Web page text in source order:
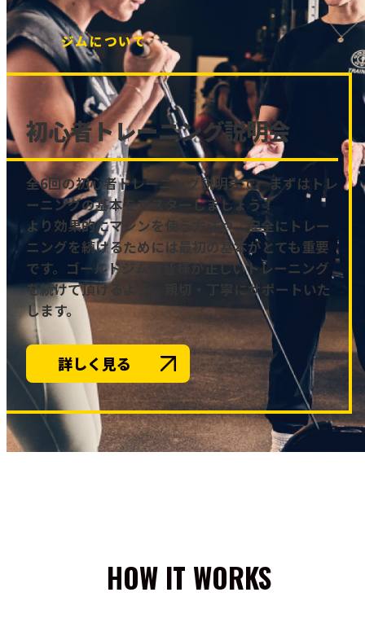
ジムについて
初心者トレーニング説明会
全6回の初心者トレーニング説明会で、まずはトレ
ーニングの基本をマスターしましょう！
より効果的にマシンを使う方法や、安全にトレー
ニングを続けるためには最初の基本がとても重要
です。ゴールドジムは皆様が正しいトレーニング
を続けて頂けるよう、親切・丁寧にサポートいた
します。
詳しく見る
HOW IT WORKS